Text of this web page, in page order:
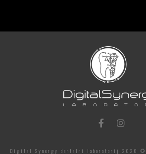
Digital Synergy dentalni laboratorij 2026 ©